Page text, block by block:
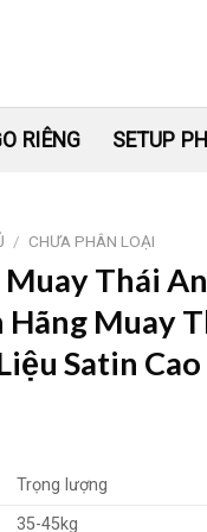
RIÊNG SETUP
/ CHƯA PHÂN LOẠI
Muay Thái
Hãng Muay
Satin
Trọng lượng
35-45kg